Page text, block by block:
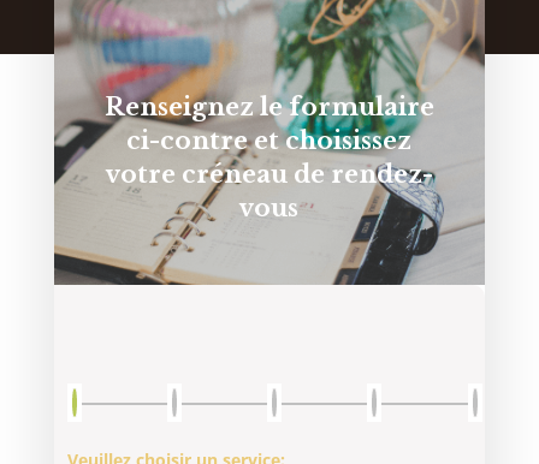
Renseignez le formulaire
ci-contre et choisissez
votre créneau derendez-
vous